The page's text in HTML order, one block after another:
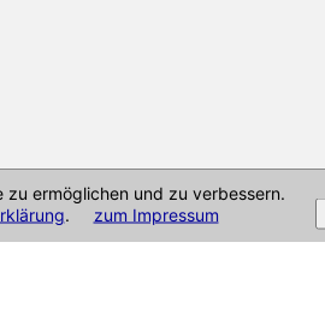
ermöglichen und zu verbessern.
. zum Impressum